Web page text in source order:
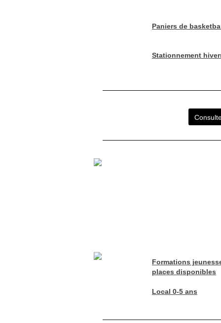
Paniers de
Stationnement
Formations
places disponibles
Local 0-5 ans